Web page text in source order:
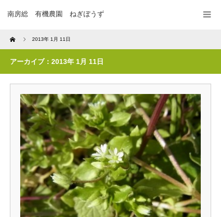
南房総 有機農園 ねぎぼうず
Home 2013年 1月 11日
アーカイブ：2013年 1月 11日